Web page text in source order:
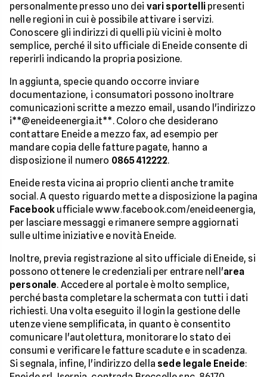
personalmente presso uno dei vari sportellipresenti
nelle regioni in cui è possibile attivare i servizi.
Conoscere gli indirizzi di quelli più vicini è molto
semplice, perché il sito ufficiale di Eneide consente di
reperirli indicando la propria posizione.
In aggiunta, specie quando occorre inviare
documentazione, i consumatori possono inoltrare
comunicazioni scritte a mezzo email, usando l'indirizzo
i**@eneideenergia.it**. Coloro che desiderano
contattare Eneide a mezzo fax, ad esempio per
mandare copia delle fatture pagate, hanno a
disposizione il numero 0865 412222.
Eneide resta vicina ai proprio clienti anche tramite
social. A questo riguardo mette a disposizione la pagina
Facebook ufficiale www.facebook.com/eneideenergia,
per lasciare messaggi e rimanere sempre aggiornati
sulle ultime iniziative e novità Eneide.
Inoltre, previa registrazione al sito ufficiale di Eneide, si
possono ottenere le credenziali per entrare nell'area
personale. Accedere al portale è molto semplice,
perché basta completare la schermata con tutti i dati
richiesti. Una volta eseguito il login la gestione delle
utenze viene semplificata, in quanto è consentito
comunicare l'autolettura, monitorare lo stato dei
consumi e verificare le fatture scadute e in scadenza.
Si segnala, infine, l'indirizzo della sede legale Eneide: